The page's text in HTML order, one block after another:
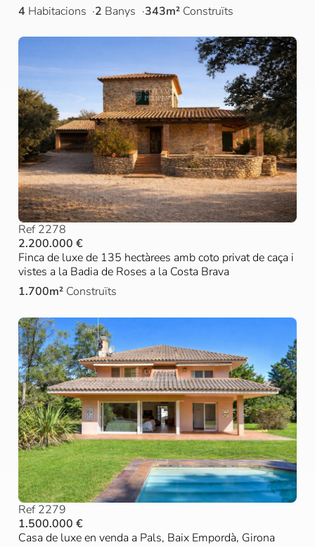
4 Habitacions 2 Banys 343m² Construïts
Ref 2278
2.200.000 €
Finca de luxe de 135 hectàrees amb coto privat de caça i
vistes a la Badia de Roses a la Costa Brava
1.700m² Construïts
Ref 2279
1.500.000 €
Casa de luxe en venda a Pals, Baix Empordà, Girona